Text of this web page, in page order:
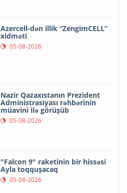
Azercell-dən illik “ZengimCELL”
xidməti
05-08-2026
Nazir Qazaxıstanın Prezident
Administrasiyası rəhbərinin
müavini ilə görüşüb
05-08-2026
"Falcon 9" raketinin bir hissəsi
Ayla toqquşacaq
05-08-2026